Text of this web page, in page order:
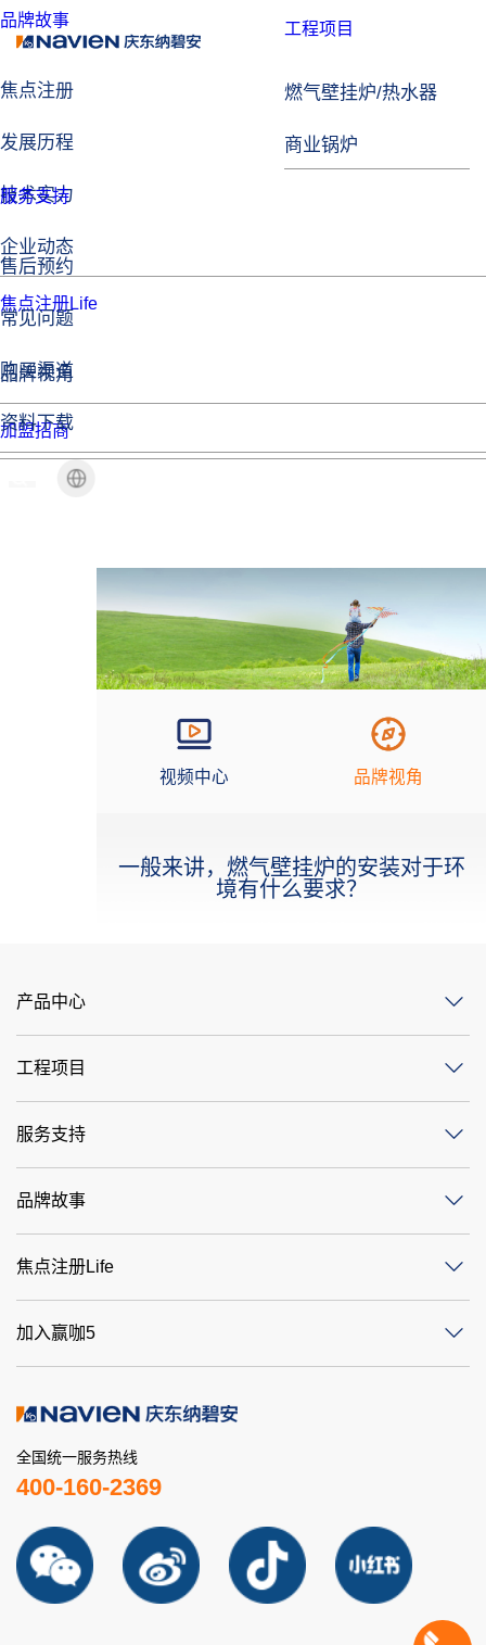
工程项目
燃气壁挂炉/热水器
商业锅炉
服务支持
售后预约
常见问题
购买渠道
资料下载
发展历程
焦点注册Life
品牌视角
加盟招商
视频中心 品牌视角
一般来讲，燃气壁挂炉的安装对于环
境有什么要求？
服务支持
品牌故事
焦点注册Life
加入赢咖5
全国统一服务热线
400-160-2369